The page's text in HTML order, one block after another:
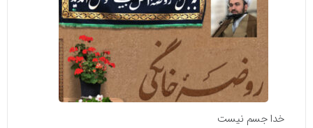
خدا جسم نیست